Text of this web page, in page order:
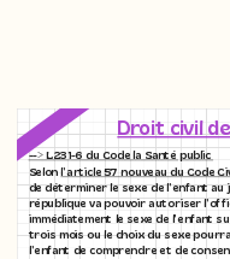
Droit civil
--> L231-6 du Code la Santé public
Selonl’article 57 nouveau du Code
de déterminer le sexe de l’enfant au
république va pouvoir autoriser
immédiatement le sexe de l’enfant
trois mois ou le choix du sexe
l’enfant de comprendre et de